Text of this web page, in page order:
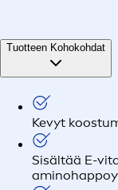
Tuotteen Kohokohdat
Kevyt
Sisältää E-